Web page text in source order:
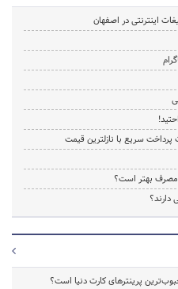
اینترنتی در اصفهان
سریع با نازلترین قیمت
مصرف بهتر است؟